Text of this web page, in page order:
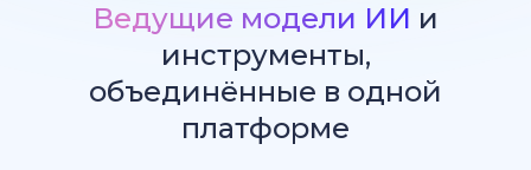
Ведущие модели ИИ и
инструменты,
объединённые в одной
платформе